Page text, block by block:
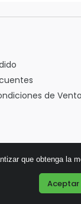
de Venta
Verdementa.es
que obtenga la
Aceptar